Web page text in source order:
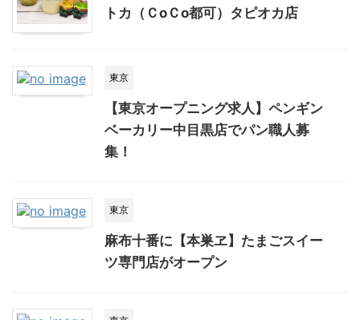
トカ（ＣoＣo都可）タピオカ店
東京
【東京オープニング求人】ペンギン
ベーカリー中目黒店でパン職人募
集！
東京
麻布十番に【本巣ヱ】たまごスイー
ツ専門店がオープン